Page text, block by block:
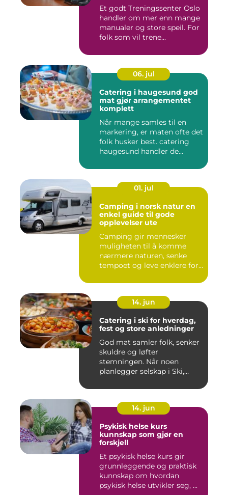
Et godt Treningssenter Oslo
handler om mer enn mange
manualer og store speil. For
folk som vil trene...
06. jul
Catering i haugesund god
mat gjør arrangementet
komplett
Når mange samles til en
markering, er maten ofte det
folk husker best. catering
haugesund handler de...
01. jul
Camping i norsk natur en
enkel guide til gode
opplevelser ute
Camping gir mennesker
muligheten til å komme
nærmere naturen, senke
tempoet og leve enklere for
14. jun
Catering i ski for hverdag,
fest og store anledninger
God mat samler folk, senker
skuldre og løfter
stemningen. Når noen
planlegger selskap i Ski,
14. jun
Psykisk helse kurs
kunnskap som gjør en
forskjell
Et psykisk helse kurs gir
grunnleggende og praktisk
kunnskap om hvordan
psykisk helse utvikler seg, ...